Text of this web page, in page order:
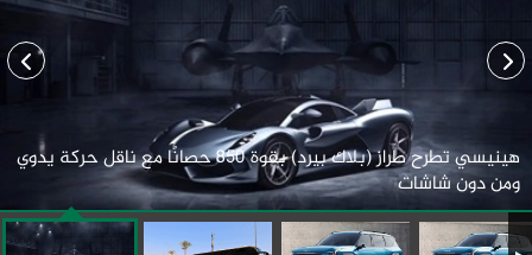
هينيسي تطرح طراز (بلاك بيرد) بقوة 850 حصانًا مع ناقل حركة يدوي
ومن دون شاشات